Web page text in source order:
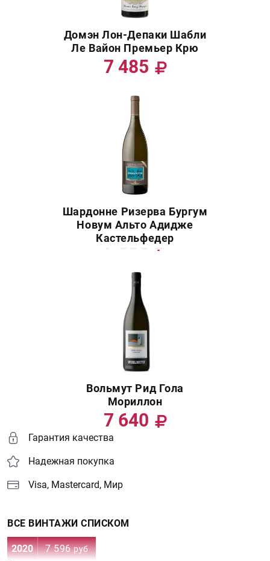
Домэн Лон-Депаки Шабли
Ле Вайон Премьер Крю
7 485
Шардонне Ризерва Бургум
Новум Альто Адидже
Кастельфедер
7 550
Вольмут Рид Гола
Мориллон
7 640
Гарантия качества
Надежная покупка
Visa, Mastercard, Мир
ВСЕ ВИНТАЖИ СПИСКОМ
2020 7 596руб